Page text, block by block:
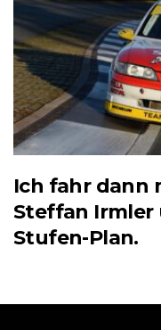
Ich fahr dann
Steffan Irmler
Stufen-Plan.